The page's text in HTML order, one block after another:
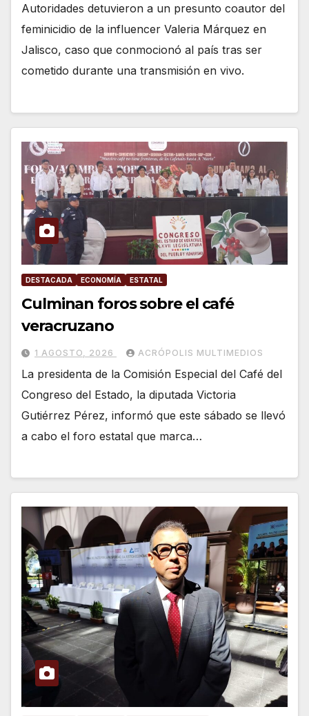
Autoridades detuvieron a un presunto coautor del
feminicidio de la influencer Valeria Márquez en
Jalisco, caso que conmocionó al país tras ser
cometido durante una transmisión en vivo.
DESTACADA ECONOMÍA ESTATAL
Culminan foros sobre el café
veracruzano
1 AGOSTO, 2026 ACRÓPOLIS MULTIMEDIOS
La presidenta de la Comisión Especial del Café del
Congreso del Estado, la diputada Victoria
Gutiérrez Pérez, informó que este sábado se llevó
a cabo el foro estatal que marca…